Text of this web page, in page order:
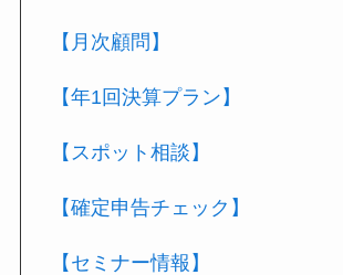
【月次顧問】
【年1回決算プラン】
【スポット相談】
【確定申告チェック】
【セミナー情報】